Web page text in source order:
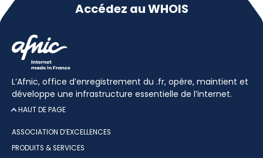
Accédez au WHOIS
L’Afnic, office d’enregistrement du .fr, opère, maintient et
développe une infrastructure essentielle de l’internet.
HAUT DE PAGE
ASSOCIATION D’EXCELLENCES
PRODUITS & SERVICES